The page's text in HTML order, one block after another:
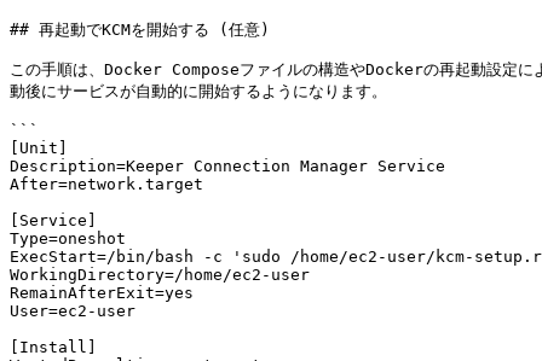
## 再起動でKCMを開始する (任意)
この手順は、Docker Composeファイルの構造やDockerの再起動設
動後にサービスが自動的に開始するようになります。
```
[Unit]
Description=Keeper Connection Manager Service
After=network.target
[Service]
Type=oneshot
ExecStart=/bin/bash -c 'sudo /home/ec2-user/kcm-
WorkingDirectory=/home/ec2-user
RemainAfterExit=yes
User=ec2-user
[Install]